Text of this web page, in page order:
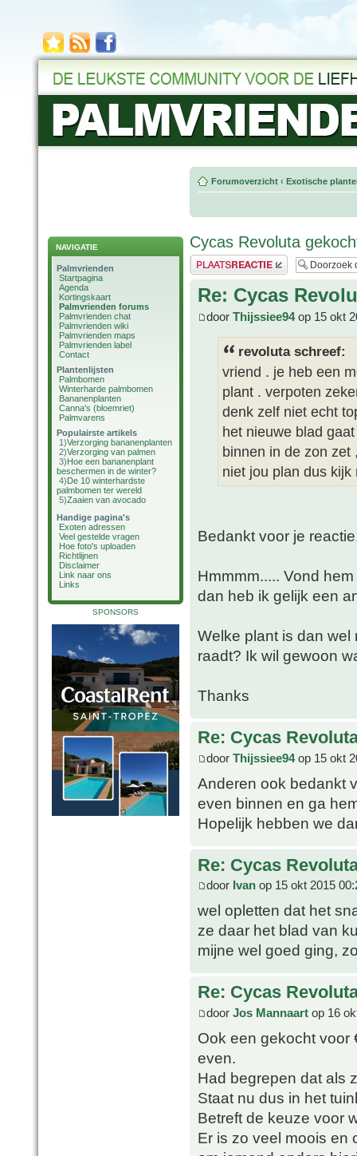
NAVIGATIE
Palmvrienden
Startpagina
Agenda
Kortingskaart
Palmvrienden forums
Palmvrienden chat
Palmvrienden wiki
Palmvrienden maps
Palmvrienden label
Contact
Plantenlijsten
Palmbomen
Winterharde palmbomen
Bananenplanten
Canna's (bloemriet)
Palmvarens
Populairste artikels
1)Verzorging bananenplanten
2)Verzorging van palmen
3)Hoe een bananenplant
beschermen in de winter?
4)De 10 winterhardste
palmbomen ter wereld
5)Zaaien van avocado
Handige pagina's
Exoten adressen
Veel gestelde vragen
Hoe foto's uploaden
Richtlijnen
Disclaimer
Link naar ons
Links
SPONSORS
Forumoverzicht ‹ Exotische
Cycas Revoluta
Plaats een reactie
Re: Cycas
door Thijssiee94op 15 okt
revoluta schreef:
vriend . je heb een
plant . verpoten
denk zelf niet echt
het nieuwe blad
binnen in de zon zet
niet jou plan dus
Bedankt voor je
Hmmmm..... Vond
dan heb ik gelijk een
Welke plant is dan
raadt? Ik wil gewoon
Thanks
Re: Cycas
door Thijssiee94op 15 okt
Anderen ook bedankt
even binnen en ga
Hopelijk hebben we
Re: Cycas
door Ivan op 15 okt 2015
wel opletten dat het
ze daar het blad van
mijne wel goed ging,
Re: Cycas
door Jos Mannaart op 16
Ook een gekocht voor
even.
Had begrepen dat als
Staat nu dus in het
Betreft de keuze voor
Er is zo veel moois en